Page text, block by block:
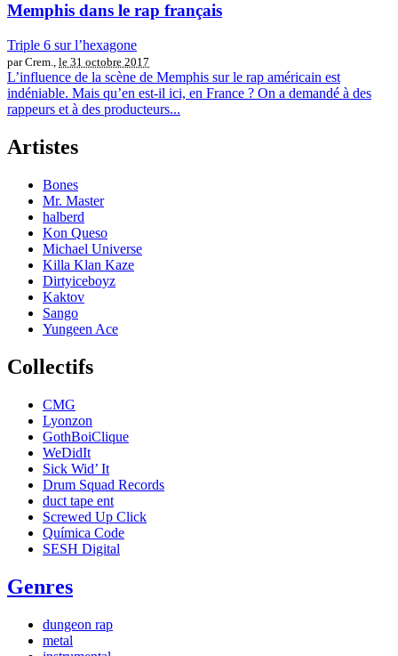
Memphis dans le rap français
Triple 6 sur l’hexagone
par Crem., le 31 octobre 2017
L’influence de la scène de Memphis sur le rap américain est
indéniable. Mais qu’en est-il ici, en France ? On a demandé à des
rappeurs et à des producteurs...
Artistes
Bones
Mr. Master
halberd
Kon Queso
Michael Universe
Killa Klan Kaze
Dirtyiceboyz
Kaktov
Sango
Yungeen Ace
Collectifs
CMG
Lyonzon
GothBoiClique
WeDidIt
Sick Wid’ It
Drum Squad Records
duct tape ent
Screwed Up Click
Química Code
SESH Digital
Genres
dungeon rap
metal